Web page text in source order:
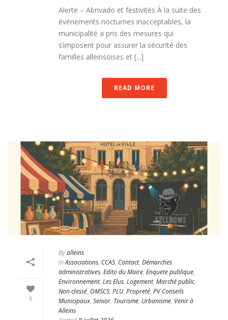
Alerte – Abrivado et festivités À la suite des
événements nocturnes inacceptables, la
municipalité a pris des mesures qui
s’imposent pour assurer la sécurité des
familles alleinsoises et [...]
READ MORE
6
Byalleins
In Associations, CCAS, Contact, Démarches
administratives, Edito du Maire, Enquete publique,
Environnement, Les Elus, Logement, Marché public,
Non classé, OMSCS, PLU, Propreté, PV Conseils
Municipaux, Senior, Tourisme, Urbanisme, Venir à
Alleins